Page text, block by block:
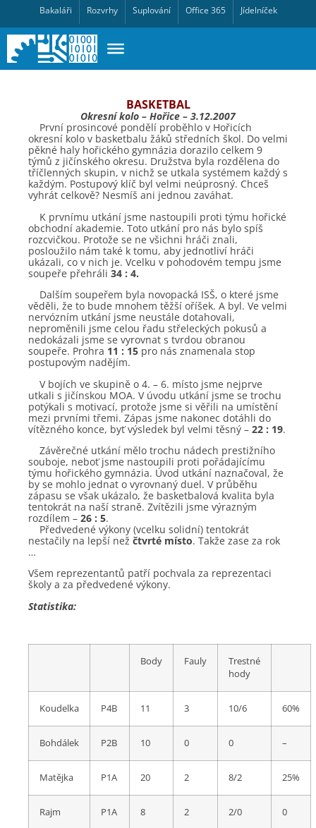
Bakaláři Rozvrhy Suplování Office 365 Jídelníček
BASKETBAL
Okresní kolo – Hořice – 3.12.2007
První prosincové pondělí proběhlo v Hořicích
okresní kolo v basketbalu žáků středních škol. Do velmi
pěkné haly hořického gymnázia dorazilo celkem 9
týmů z jičínského okresu. Družstva byla rozdělena do
tříčlenných skupin, v nichž se utkala systémem každý s
každým. Postupový klíč byl velmi neúprosný. Chceš
vyhrát celkově? Nesmíš ani jednou zaváhat.
K prvnímu utkání jsme nastoupili proti týmu hořické
obchodní akademie. Toto utkání pro nás bylo spíš
rozcvičkou. Protože se ne všichni hráči znali,
posloužilo nám také k tomu, aby jednotliví hráči
ukázali, co v nich je. Vcelku v pohodovém tempu jsme
soupeře přehráli 34 : 4.
Dalším soupeřem byla novopacká ISŠ, o které jsme
věděli, že to bude mnohem těžší oříšek. A byl. Ve velmi
nervózním utkání jsme neustále dotahovali,
neproměnili jsme celou řadu střeleckých pokusů a
nedokázali jsme se vyrovnat s tvrdou obranou
soupeře. Prohra 11 : 15 pro nás znamenala stop
postupovým nadějím.
V bojích ve skupině o 4. – 6. místo jsme nejprve
utkali s jičínskou MOA. V úvodu utkání jsme se trochu
potýkali s motivací, protože jsme si věřili na umístění
mezi prvními třemi. Zápas jsme nakonec dotáhli do
vítězného konce, byť výsledek byl velmi těsný – 22 : 19.
Závěrečné utkání mělo trochu nádech prestižního
souboje, neboť jsme nastoupili proti pořádajícímu
týmu hořického gymnázia. Úvod utkání naznačoval, že
by se mohlo jednat o vyrovnaný duel. V průběhu
zápasu se však ukázalo, že basketbalová kvalita byla
tentokrát na naší straně. Zvítězili jsme výrazným
rozdílem – 26 : 5.
Předvedené výkony (vcelku solidní) tentokrát
nestačily na lepší než čtvrté místo. Takže zase za rok
…
Všem reprezentantů patří pochvala za reprezentaci
školy a za předvedené výkony.
Statistika:
Body Fauly
Trestné
hody
Koudelka P4B 11 3 10/6 60%
Bohdálek P2B 10 0 0 –
Matějka P1A 20 2 8/2 25%
Rajm P1A 8 2 2/0 0